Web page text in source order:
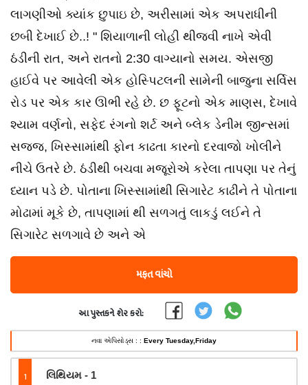
લાગણીઓ ક્યાંક છુપાઇ છે, અરીસામાં એક અપરાધીની
છબી દેખાઈ છે..! " શિયાળાની લોહી થીજવી નાખે એવી
ઠંડીની રાત, અને રાતનો 2:30 વાગ્યાનો સમય. એસજી
હાઈવે પર આવેલી એક હોસ્પિટલની સામેની બાજુના સર્વિસ
રોડ પર એક કાર ઊભી રહે છે. છ ફૂટનો એક માણસ, દેખાવે
શ્યામ વર્ણનો, સફેદ રંગનો શર્ટ અને બ્લેક ડેનીમ જીન્સમાં
સજ્જ, ખિસ્સામાંથી ફોન કાઢતા કારનો દરવાજો ખોલીને
નીચે ઉતરે છે. ઠંડીથી બચવા મજૂરોએ કરેલા તાપણા પર તેનું
ધ્યાન પડે છે. પોતાના ખિસ્સામાંથી સિગારેટ કાઢીને તે પોતાના
મોઢામાં મૂકે છે, તાપણામાં થી સળગતું લાકડું લઈને તે
સિગારેટ સળગાવે છે અને એ
મફત વાંચો
આ પુસ્તકને શેર કરો:
નવા એપિસોડ્સ : : Every Tuesday,Friday
1 લિથિયમ - 1